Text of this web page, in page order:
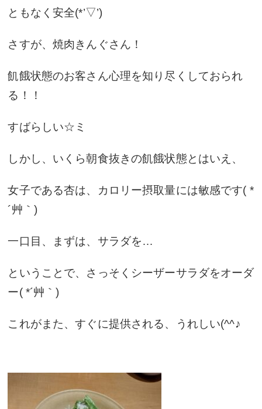
ともなく安全(*’▽’)
さすが、焼肉きんぐさん！
飢餓状態のお客さん心理を知り尽くしておられ
る！！
すばらしい☆ミ
しかし、いくら朝食抜きの飢餓状態とはいえ、
女子である杏は、カロリー摂取量には敏感です( *
´艸｀)
一口目、まずは、サラダを…
ということで、さっそくシーザーサラダをオーダ
ー( *´艸｀)
これがまた、すぐに提供される、うれしい(^^♪